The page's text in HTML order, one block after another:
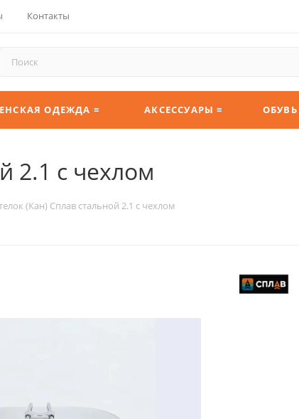
Контакты
ОДЕЖДА ≡ АКСЕССУАРЫ ≡ ОБУВЬ
2.1 с чехлом
(Кан) Сплав стальной 2.1 с чехлом